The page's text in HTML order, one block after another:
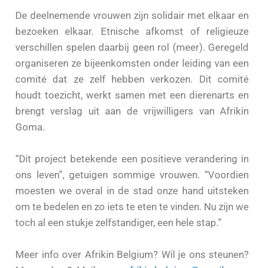
De deelnemende vrouwen zijn solidair met elkaar en
bezoeken elkaar. Etnische afkomst of religieuze
verschillen spelen daarbij geen rol (meer). Geregeld
organiseren ze bijeenkomsten onder leiding van een
comité dat ze zelf hebben verkozen. Dit comité
houdt toezicht, werkt samen met een dierenarts en
brengt verslag uit aan de vrijwilligers van Afrikin
Goma.
“Dit project betekende een positieve verandering in
ons leven”, getuigen sommige vrouwen. “Voordien
moesten we overal in de stad onze hand uitsteken
om te bedelen en zo iets te eten te vinden. Nu zijn we
toch al een stukje zelfstandiger, een hele stap.”
Meer info over Afrikin Belgium? Wil je ons steunen?